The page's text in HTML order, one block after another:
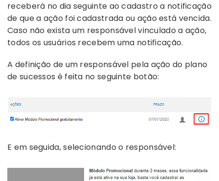
receberá no dia seguinte ao cadastro a notificação
de que a ação foi cadastrada ou ação está vencida.
Caso não exista um responsável vinculado a ação,
todos os usuários recebem uma notificação.
A definição de um responsável pela ação do plano
de sucessos é feita no seguinte botão:
E em seguida, selecionando o responsável: